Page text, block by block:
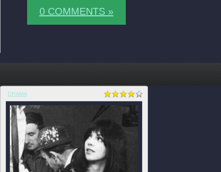
0 COMMENTS »
DRAMA